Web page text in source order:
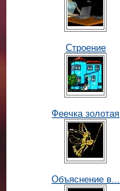
Строение
Феечка золотая
Объяснение в...